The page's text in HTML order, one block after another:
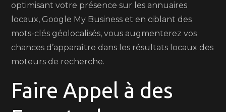
optimisant votre présence sur les annuaires
locaux, Google My Business et en ciblant des
mots-clés géolocalisés, vous augmenterez vos
chances d’apparaître dans les résultats locaux des
moteurs de recherche.
Faire Appel à des